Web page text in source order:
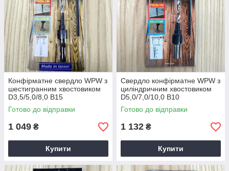
Конфірматне свердло WPW з
шестигранним хвостовиком
D3,5/5,0/8,0 B15
Готово до відправки
1 049 ₴
Купити
Свердло конфірматне WPW з
циліндричним хвостовиком
D5,0/7,0/10,0 B10
Готово до відправки
1 132 ₴
Купити